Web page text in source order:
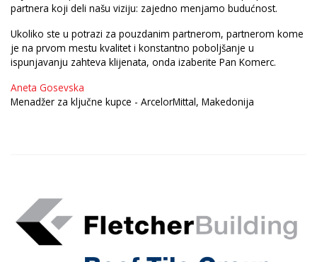
partnera koji deli našu viziju: zajedno menjamo budućnost.
Ukoliko ste u potrazi za pouzdanim partnerom, partnerom kome
je na prvom mestu kvalitet i konstantno poboljšanje u
ispunjavanju zahteva klijenata, onda izaberite Pan Komerc.
Aneta Gosevska
Menadžer za ključne kupce - ArcelorMittal, Makedonija